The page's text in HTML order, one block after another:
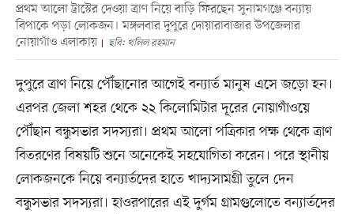
প্রথম আলো ট্রাস্টের দেওয়া ত্রাণ নিয়ে বাড়ি ফিরছেন সুনামগঞ্জে বন্যায়
বিপাকে পড়া লোকজন। মঙ্গলবার দুপুরে দোয়ারাবাজার উপজেলার
নোয়াগাঁও এলাকায়
ছবি: খলিল রহমান
দুপুরে ত্রাণ নিয়ে পৌঁছানোর আগেই বন্যার্ত মানুষ এসে জড়ো হন।
এরপর জেলা শহর থেকে ২২ কিলোমিটার দূরের নোয়াগাঁওয়ে
পৌঁছান বন্ধুসভার সদস্যরা। প্রথম আলো পত্রিকার পক্ষ থেকে ত্রাণ
বিতরণের বিষয়টি শুনে অনেকেই সহযোগিতা করেন। পরে স্থানীয়
লোকজনকে নিয়ে বন্যার্তদের হাতে খাদ্যসামগ্রী তুলে দেন
বন্ধুসভার সদস্যরা। হাওরপারের এই দুর্গম গ্রামগুলোতে বন্যার্তদের